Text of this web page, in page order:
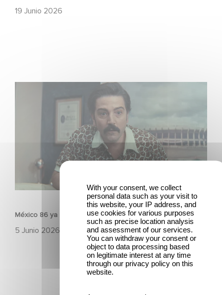
19 Junio 2026
PELÍCULAS
México 86 ya está disponible en Netflix
5 Junio 2026
México 86 ya está disponible en Netflix
With your consent, we collect
personal data such as your visit to
this website, your IP address, and
use cookies for various purposes
such as precise location analysis
and assessment of our services.
You can withdraw your consent or
object to data processing based
on legitimate interest at any time
through our privacy policy on this
website.